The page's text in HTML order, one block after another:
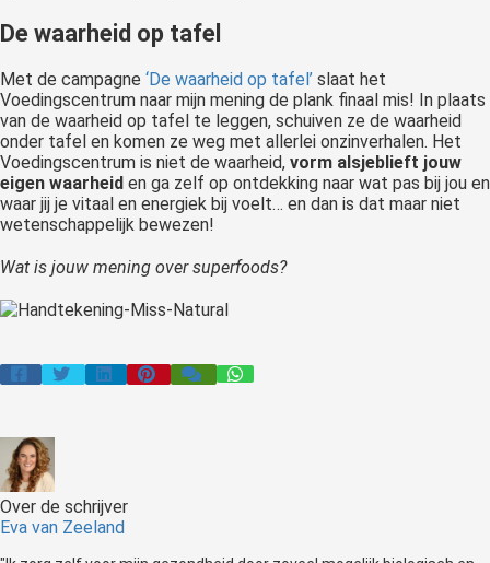
De waarheid op tafel
Met de campagne ‘De waarheid op tafel’ slaat het
Voedingscentrum naar mijn mening de plank finaal mis! In plaats
van de waarheid op tafel te leggen, schuiven ze de waarheid
onder tafel en komen ze weg met allerlei onzinverhalen. Het
Voedingscentrum is niet de waarheid, vorm alsjeblieft jouw
eigen waarheid en ga zelf op ontdekking naar wat pas bij jou en
waar jij je vitaal en energiek bij voelt… en dan is dat maar niet
wetenschappelijk bewezen!
Wat is jouw mening over superfoods?
Over de schrijver
Eva van Zeeland